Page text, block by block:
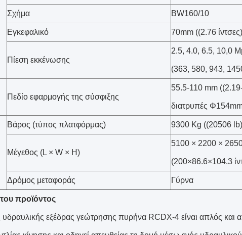
Σχήμα BW160/10
Εγκεφαλικό 70mm ((2.76 ίντσες)
Πίεση εκκένωσης
2.5, 4.0, 6.5, 10,0
(363, 580, 943,
Πεδίο εφαρμογής της σύσφιξης
55.5-110 mm
διατρυπές
Βάρος (τύπος πλατφόρμας) 9300 Kg ((20506 lb)
Μέγεθος (L × W × H)
5100 × 2200 ×
(200×86.6×104.3
Δρόμος μεταφοράς Γύρνα
προϊόντος
εξέδρας γεώτρησης πυρήνα RCDX-4 είναι απλός και